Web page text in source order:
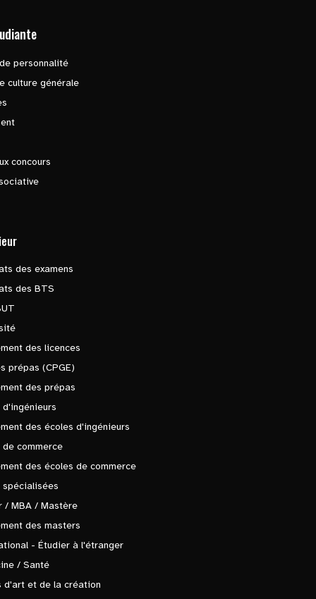
personnalité
culture générale
concours
des examens
des BTS
des licences
prépas (CPGE)
des prépas
d'ingénieurs
des écoles d'ingénieurs
de commerce
des écoles de commerce
spécialisées
/ MBA / Mastère
des masters
- Étudier à l'étranger
/ Santé
d'art et de la création